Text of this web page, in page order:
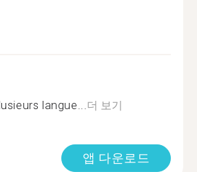
langue...더 보기
앱 다운로드